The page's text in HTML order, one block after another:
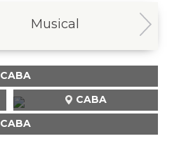
Musical
CABA
CABA
CABA